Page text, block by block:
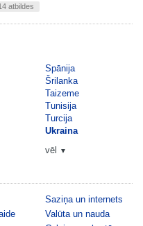
atbildes
Spānija
Šrilanka
Taizeme
Tunisija
Turcija
Ukraina
vēl
▼
Saziņa un internets
Valūta un nauda